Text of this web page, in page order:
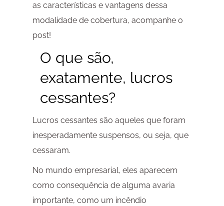
as características e vantagens dessa
modalidade de cobertura, acompanhe o
post!
O que são,
exatamente, lucros
cessantes?
Lucros cessantes são aqueles que foram
inesperadamente suspensos, ou seja, que
cessaram.
No mundo empresarial, eles aparecem
como consequência de alguma avaria
importante, como um incêndio